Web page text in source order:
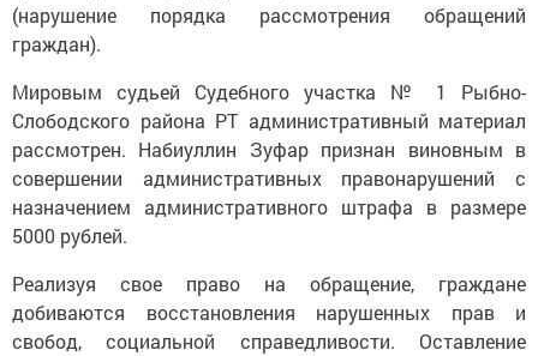
(нарушение порядка рассмотрения обращений
граждан).
Мировым судьей Судебного участка № 1 Рыбно-
Слободского района РТ административный материал
рассмотрен. Набиуллин Зуфар признан виновным в
совершении административных правонарушений с
назначением административного штрафа в размере
5000 рублей.
Реализуя свое право на обращение, граждане
добиваются восстановления нарушенных прав и
свобод, социальной справедливости. Оставление